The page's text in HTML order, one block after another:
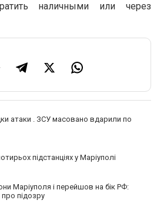
наличными или через
атаки . ЗСУ масовано вдарили по
підстанціях у Маріуполі
Маріуполя і перейшов на бік РФ:
підозру